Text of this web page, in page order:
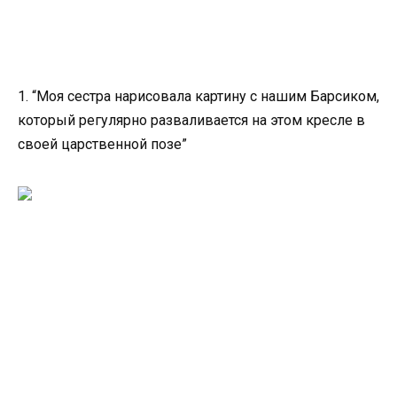
1. “Моя сестра нарисовала картину с нашим Барсиком,
который регулярно разваливается на этом кресле в
своей царственной позе”